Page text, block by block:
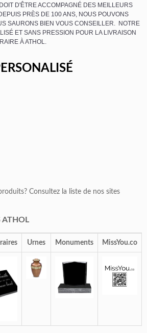
D'ÊTRE ACCOMPAGNÉ DES MEILLEURS
PRÈS DE 100 ANS, NOUS POUVONS
SAURONS BIEN VOUS CONSEILLER. NOTRE
ET SANS PRESSION POUR LA LIVRAISON
À ATHOL.
Consultez la liste de nos sites
ATHOL
Urnes Monuments MissYou.co